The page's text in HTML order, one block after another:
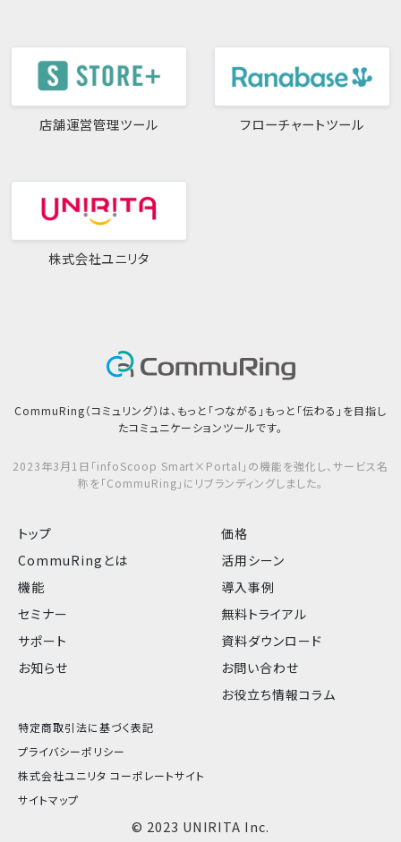
店舗運営管理ツール フローチャートツール
株式会社ユニリタ
CommuRing（コミュリング）は、もっと「つながる」もっと「伝わる」を目指し
たコミュニケーションツールです。
2023年3月1日「infoScoop Smart×Portal」の機能を強化し、サービス名
称を「CommuRing」にリブランディングしました。
トップ
CommuRingとは
機能
価格
活用シーン
導入事例
セミナー
サポート
お知らせ
無料トライアル
資料ダウンロード
お問い合わせ
お役立ち情報コラム
© 2023 UNIRITA Inc.
特定商取引法に基づく表記
プライバシーポリシー
株式会社ユニリタ コーポレートサイト
サイトマップ